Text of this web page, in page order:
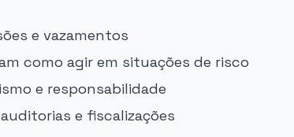
e vazamentos
como agir em situações de risco
e responsabilidade
e fiscalizações